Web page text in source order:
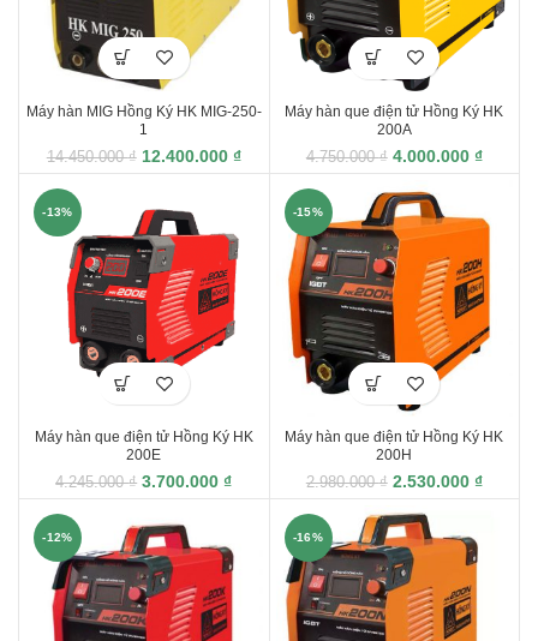
Máy hàn MIG Hồng Ký HK MIG-250-
1
14.450.000₫ 12.400.000 ₫
Máy hàn que điện tử Hồng Ký HK
200A
4.750.000₫ 4.000.000 ₫
-13%
Máy hàn que điện tử Hồng Ký HK
200E
4.245.000₫ 3.700.000 ₫
-15%
Máy hàn que điện tử Hồng Ký HK
200H
2.980.000₫ 2.530.000 ₫
-12% -16%